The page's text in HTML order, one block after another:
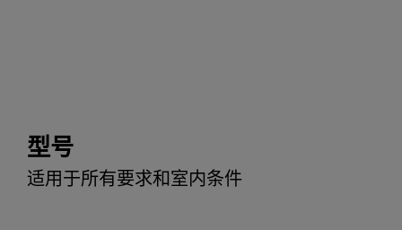
型号
适用于所有要求和室内条件